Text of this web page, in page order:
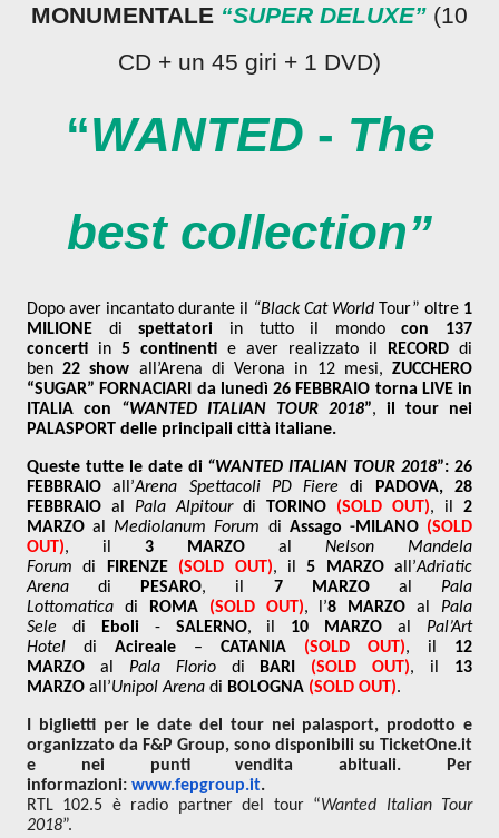
MONUMENTALE “SUPER DELUXE” (10
CD + un 45 giri + 1 DVD)
“ WANTED - The
best collection”
Dopo aver incantato durante il “Black Cat World Tour” oltre 1
MILIONE dispettatori in tutto il mondocon 137
concerti in 5 continenti e aver realizzato il RECORD di
ben22 show all’Arena di Verona in 12 mesi,ZUCCHERO
“SUGAR” FORNACIARI da lunedì 26 FEBBRAIO torna LIVE in
ITALIA con “WANTED ITALIAN TOUR 2018”, il tour nei
PALASPORT delle principali città italiane.
Queste tutte le date di “WANTED ITALIAN TOUR 2018”: 26
FEBBRAIOall’Arena Spettacoli PD Fiere di PADOVA, 28
FEBBRAIO al Pala Alpitour di TORINO (SOLD OUT), il 2
MARZOalMediolanum Forum di Assago -MILANO (SOLD
OUT), il 3 MARZO al Nelson Mandela
Forumdi FIRENZE (SOLD OUT), il5 MARZO all’Adriatic
Arenadi PESARO, il 7 MARZO alPala
Lottomatica di ROMA (SOLD OUT), l’8 MARZOal Pala
Sele di Eboli- SALERNO, il 10 MARZOalPal’Art
Hotel di Acireale – CATANIA (SOLD OUT), il 12
MARZO al Pala Florio di BARI (SOLD OUT), il 13
MARZO all’Unipol Arena di BOLOGNA (SOLD OUT).
I biglietti per le date del tour nei palasport, prodotto e
organizzato da F&P Group, sono disponibili su TicketOne.it
e nei punti vendita abituali. Per
informazioni: www.fepgroup.it.
RTL 102.5 è radio partner del tour “Wanted Italian Tour
2018”.